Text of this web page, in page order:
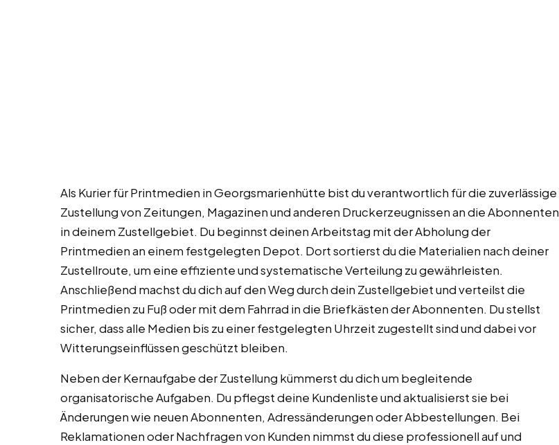
Als Kurier für Printmedien in Georgsmarienhütte bist du verantwortlich für die zuverlässige
Zustellung von Zeitungen, Magazinen und anderen Druckerzeugnissen an die Abonnenten
in deinem Zustellgebiet. Du beginnst deinen Arbeitstag mit der Abholung der
Printmedien an einem festgelegten Depot. Dort sortierst du die Materialien nach deiner
Zustellroute, um eine effiziente und systematische Verteilung zu gewährleisten.
Anschließend machst du dich auf den Weg durch dein Zustellgebiet und verteilst die
Printmedien zu Fuß oder mit dem Fahrrad in die Briefkästen der Abonnenten. Du stellst
sicher, dass alle Medien bis zu einer festgelegten Uhrzeit zugestellt sind und dabei vor
Witterungseinflüssen geschützt bleiben.
Neben der Kernaufgabe der Zustellung kümmerst du dich um begleitende
organisatorische Aufgaben. Du pflegst deine Kundenliste und aktualisierst sie bei
Änderungen wie neuen Abonnenten, Adressänderungen oder Abbestellungen. Bei
Reklamationen oder Nachfragen von Kunden nimmst du diese professionell auf und